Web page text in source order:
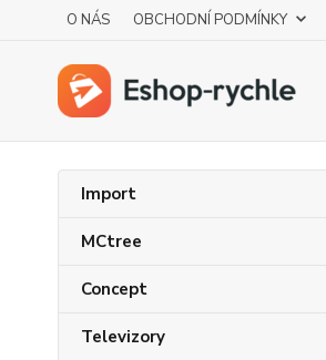
O NÁS OBCHODNÍ PODMÍNKY
Import
MCtree
Concept
Televizory